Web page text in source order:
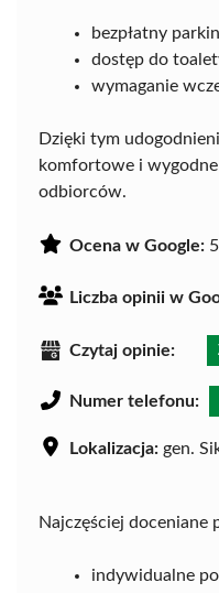
bezpłatny
dostęp do
wymaganie
Dzięki tym
komfortowe i
odbiorców.
Ocena w Google: 5
Liczba opinii w
Czytaj opinie:
Numer telefonu:
Lokalizacja: gen.
Najczęściej doceniane
indywidualne